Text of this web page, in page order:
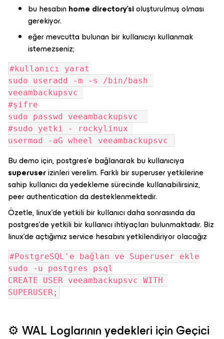
bu hesabınhome directory'sioluşturulmuş olması
gerekiyor.
eğer mevcutta bulunan bir kullanıcıyı kullanmak
istemezseniz;
#kullanıcı yarat
sudo useradd -m -s /bin/bash
veeambackupsvc
#şifre
sudo passwd veeambackupsvc
#sudo yetki - rockylinux
usermod -aG wheel veeambackupsvc
Bu demo için, postgres'e bağlanarak bu kullanıcıya
superuserizinleri verelim. Farklı bir superuser yetkilerine
sahip kullanıcı da yedekleme sürecinde kullanabilirsiniz,
peer authentication da desteklenmektedir.
Özetle, linux'de yetkili bir kullanıcı daha sonrasında da
postgres'de yetkili bir kullanıcı ihtiyaçları bulunmaktadır. Biz
linux'de açtığımız service hesabını yetkilendiriyor olacağız
#PostgreSQL'e bağlan ve Superuser ekle
sudo -u postgres psql
CREATE USER veeambackupsvc WITH
SUPERUSER;
⚙️ WAL Loglarının yedekleri için Geçici